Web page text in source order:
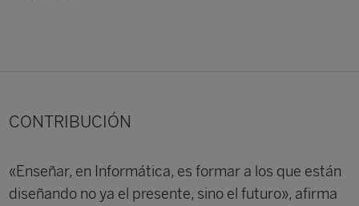
CONTRIBUCIÓN
«Enseñar, en Informática, es formar a los que están
diseñando no ya el presente, sino el futuro», afirma